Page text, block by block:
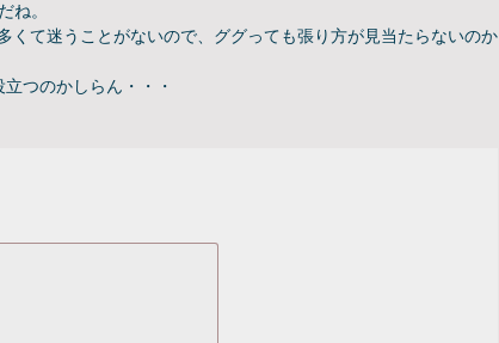
ね。
て迷うことがないので、ググっても張り方が見当たらないのか
つのかしらん・・・